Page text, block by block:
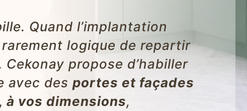
Quand l’implantation
logique de repartir
propose d’habiller
avec desportes et façades
à vos dimensions,